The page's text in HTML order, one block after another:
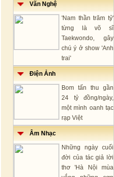
Văn Nghệ
'Nam thần trăm tỷ'
từng là võ sĩ
Taekwondo, gây
chú ý ở show 'Anh
trai'
Điện Ảnh
Bom tấn thu gần
24 tỷ đồng/ngày,
một mình oanh tạc
rạp Việt
Âm Nhạc
Những ngày cuối
đời của tác giả lời
thơ 'Hà Nội mùa